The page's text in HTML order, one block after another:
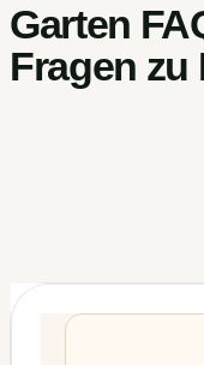
Garten
Fragen zu